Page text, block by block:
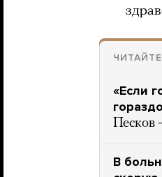
«Если
Песков
В